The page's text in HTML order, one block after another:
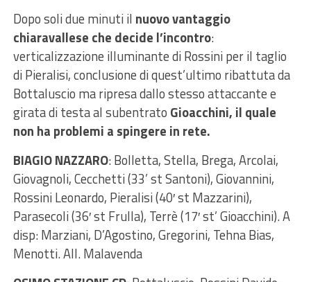
Dopo soli due minuti il nuovo vantaggio
chiaravallese che decide l’incontro:
verticalizzazione illuminante di Rossini per il taglio
di Pieralisi, conclusione di quest’ultimo ribattuta da
Bottaluscio ma ripresa dallo stesso attaccante e
girata di testa al subentrato Gioacchini, il quale
non ha problemi a spingere in rete.
BIAGIO NAZZARO: Bolletta, Stella, Brega, Arcolai,
Giovagnoli, Cecchetti (33’ st Santoni), Giovannini,
Rossini Leonardo, Pieralisi (40′ st Mazzarini),
Parasecoli (36′ st Frulla), Terrè (17′ st’ Gioacchini). A
disp: Marziani, D’Agostino, Gregorini, Tehna Bias,
Menotti. All. Malavenda